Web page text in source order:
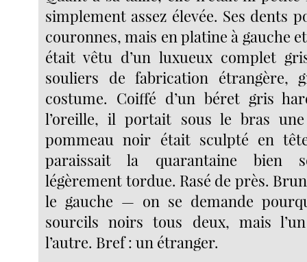
simplement assez élevée. Ses dents
couronnes, mais en platine à gauche
était vêtu d’un luxueux complet
souliers de fabrication étrangère,
costume. Coiffé d’un béret gris
l’oreille, il portait sous le bras
pommeau noir était sculpté en
paraissait la quarantaine bien
légèrement tordue. Rasé de près.
le gauche — on se demande
sourcils noirs tous deux, mais
l’autre. Bref : un étranger.